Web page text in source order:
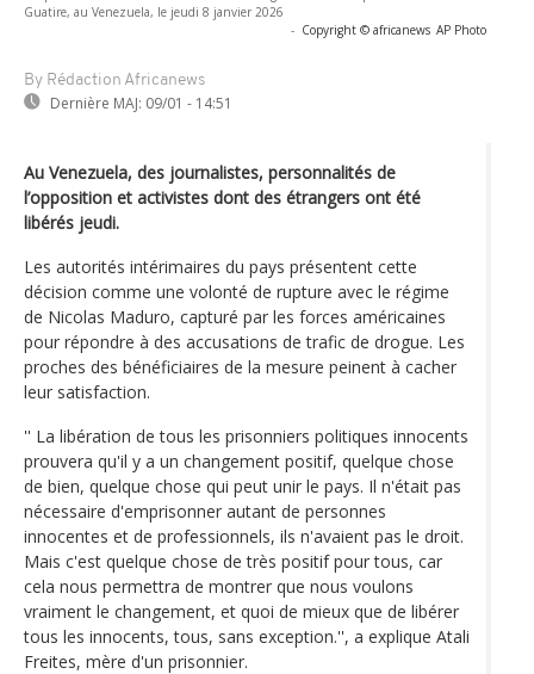
Guatire, au Venezuela, le jeudi 8 janvier 2026
- Copyright © africanews AP Photo
By Rédaction Africanews
Dernière MAJ: 09/01 - 14:51
Au Venezuela, des journalistes, personnalités de
l’opposition et activistes dont des étrangers ont été
libérés jeudi.
Les autorités intérimaires du pays présentent cette
décision comme une volonté de rupture avec le régime
de Nicolas Maduro, capturé par les forces américaines
pour répondre à des accusations de trafic de drogue. Les
proches des bénéficiaires de la mesure peinent à cacher
leur satisfaction.
'' La libération de tous les prisonniers politiques innocents
prouvera qu'il y a un changement positif, quelque chose
de bien, quelque chose qui peut unir le pays. Il n'était pas
nécessaire d'emprisonner autant de personnes
innocentes et de professionnels, ils n'avaient pas le droit.
Mais c'est quelque chose de très positif pour tous, car
cela nous permettra de montrer que nous voulons
vraiment le changement, et quoi de mieux que de libérer
tous les innocents, tous, sans exception.'', a explique Atali
Freites, mère d'un prisonnier.